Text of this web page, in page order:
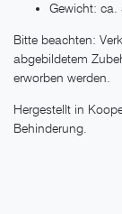
Gewicht: ca.
Bitte beachten:
abgebildetem
erworben werden.
Hergestellt in
Behinderung.